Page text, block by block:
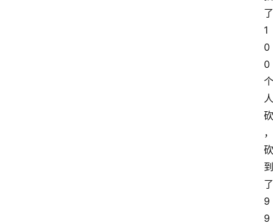
了
1
0
0
个
人
砍
，
砍
到
了
9
9